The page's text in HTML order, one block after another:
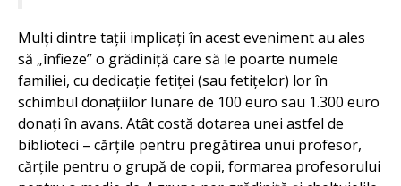
Mulți dintre tații implicați în acest eveniment au ales
să „înfieze” o grădiniță care să le poarte numele
familiei, cu dedicație fetiței (sau fetițelor) lor în
schimbul donațiilor lunare de 100 euro sau 1.300 euro
donați în avans. Atât costă dotarea unei astfel de
biblioteci – cărțile pentru pregătirea unui profesor,
cărțile pentru o grupă de copii, formarea profesorului